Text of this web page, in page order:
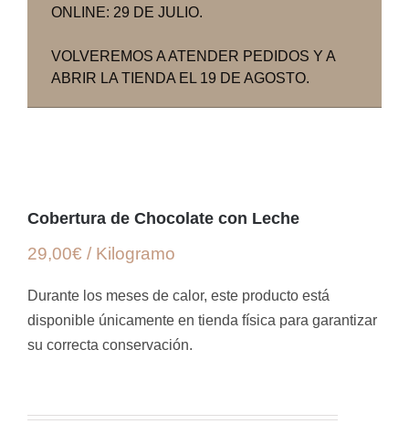
ONLINE: 29 DE JULIO.
VOLVEREMOS A ATENDER PEDIDOS Y A
ABRIR LA TIENDA EL 19 DE AGOSTO.
Cobertura de Chocolate con Leche
29,00€ / Kilogramo
Durante los meses de calor, este producto está
disponible únicamente en tienda física para garantizar
su correcta conservación.